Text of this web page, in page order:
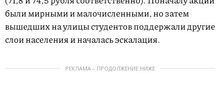
были мирными и малочисленными, но затем
вышедших на улицы студентов поддержали другие
слои населения и началась эскалация.
РЕКЛАМА – ПРОДОЛЖЕНИЕ НИЖЕ